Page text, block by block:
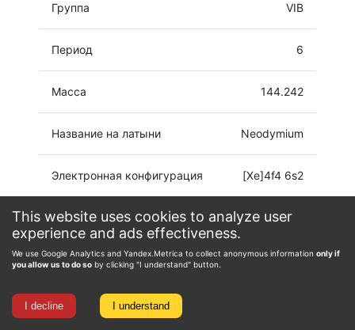
This website uses cookies to analyze user
experience and ads effectiveness.
We use Google Analytics and Yandex.Metrica to collect anonymous information only if
you allow us to do so by clicking "I understand" button.
I decline I understand
Группа VIB
Период 6
Масса 144.242
Название на латыни Neodymium
Электронная конфигурация [Xe]4f4 6s2
Степень окисления 0, 2, 3, 4